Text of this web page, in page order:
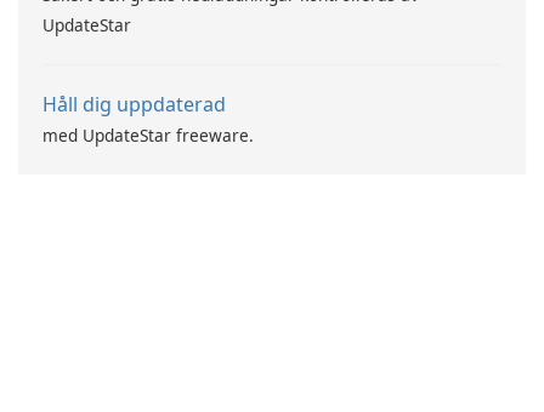
UpdateStar
Håll dig uppdaterad
med UpdateStar freeware.